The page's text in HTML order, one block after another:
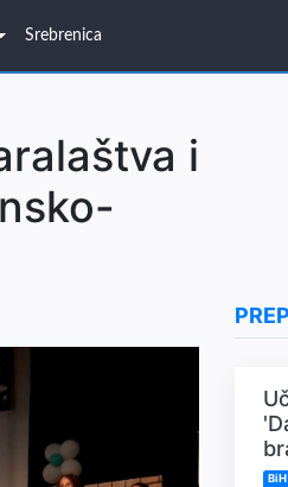
Srebrenica
i
BiH